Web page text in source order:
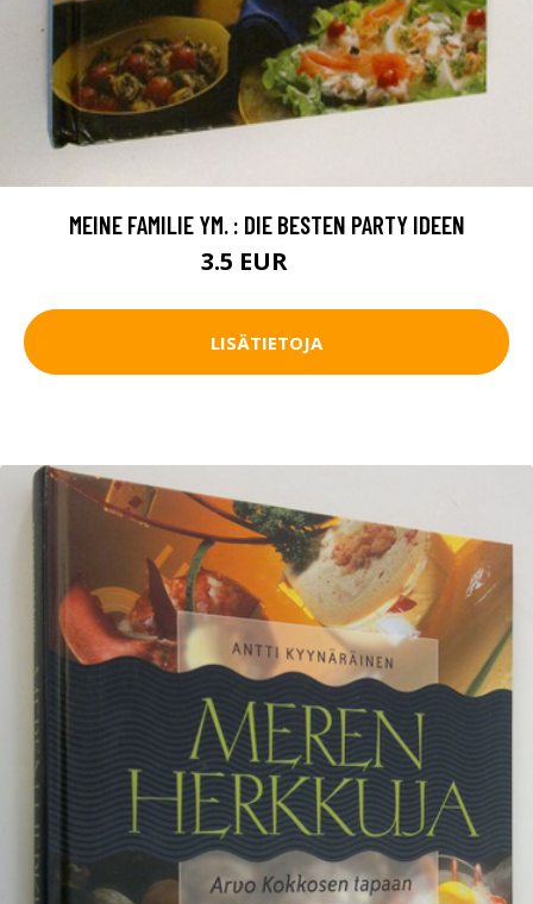
MEINE FAMILIE YM. : DIE BESTEN PARTY IDEEN
3.5 EUR
LISÄTIETOJA